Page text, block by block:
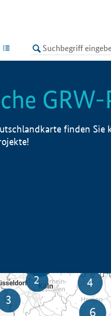
LISTE
finden Sie